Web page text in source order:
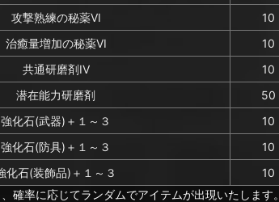
攻撃熟練の秘薬VI
10
治癒量増加の秘薬VI
10
共通研磨剤IV
10
潜在能力研磨剤
50
強化石(武器)＋１～３
10
強化石(防具)＋１～３
10
化石(装飾品)＋１～３
10
確率に応じてランダムでアイテムが出現いたします。